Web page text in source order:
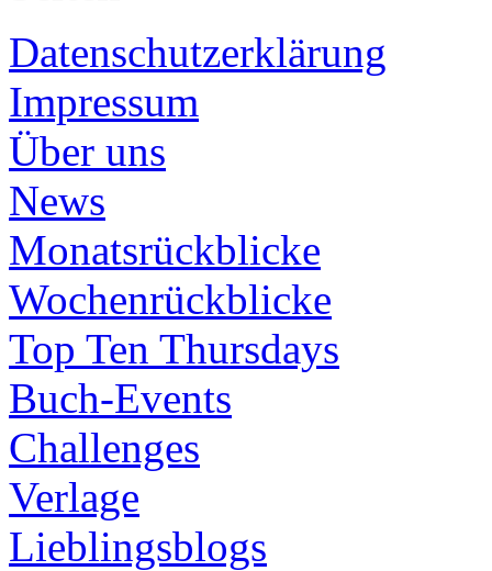
Datenschutzerklärung
Impressum
Über uns
News
Monatsrückblicke
Wochenrückblicke
Top Ten Thursdays
Buch-Events
Challenges
Verlage
Lieblingsblogs